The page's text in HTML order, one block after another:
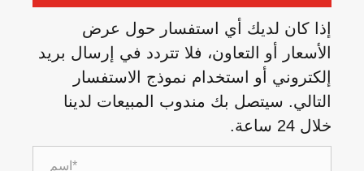
إذا كان لديك أي استفسار حول عرض
الأسعار أو التعاون، فلا تتردد في إرسال بريد
إلكتروني أو استخدام نموذج الاستفسار
التالي. سيتصل بك مندوب المبيعات لدينا
خلال 24 ساعة.